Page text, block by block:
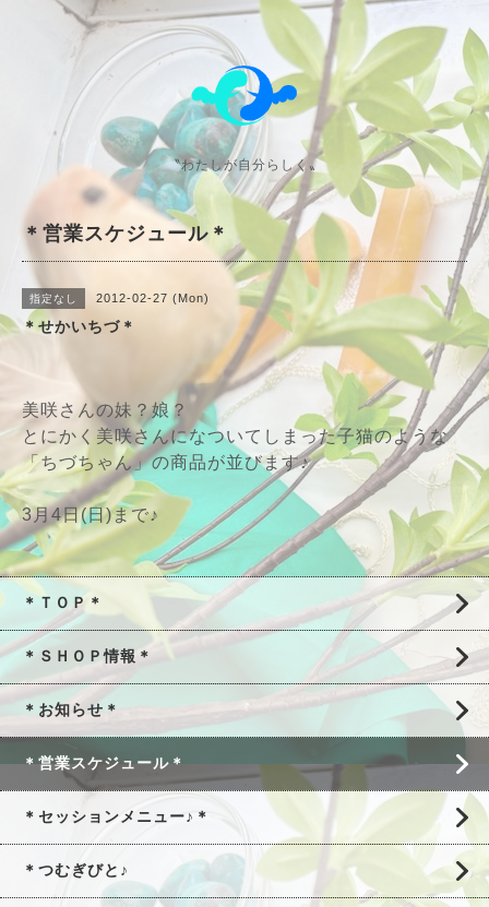
〝わたしが自分らしく〟
＊営業スケジュール＊
指定なし 2012-02-27 (Mon)
＊せかいちづ＊
美咲さんの妹？娘？
とにかく美咲さんになついてしまった子猫のような
「ちづちゃん」の商品が並びます♪
3月4日(日)まで♪
＊ＴＯＰ＊
＊ＳＨＯＰ情報＊
＊お知らせ＊
＊営業スケジュール＊
＊セッションメニュー♪＊
＊つむぎびと♪